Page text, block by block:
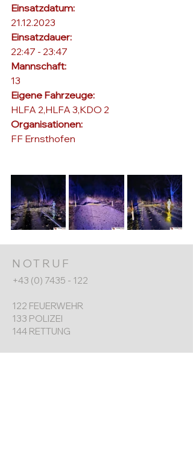
Einsatzdatum:
21.12.2023
Einsatzdauer:
22:47 - 23:47
Mannschaft:
13
Eigene Fahrzeuge:
HLFA 2,HLFA 3,KDO 2
Organisationen:
FF Ernsthofen
NOTRUF
+43 (0) 7435 - 122
122 FEUERWEHR
133 POLIZEI
144 RETTUNG